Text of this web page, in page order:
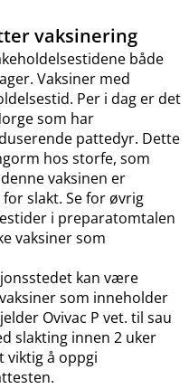
vaksinering
både
Vaksiner med
Per i dag er det
som har
pattedyr. Dette
hos storfe, som
vaksinen er
slakt. Se for øvrig
i preparatomtalen
vaksiner som
kan være
som inneholder
Ovivac P vet. til sau
slakting innen 2 uker
viktig å oppgi